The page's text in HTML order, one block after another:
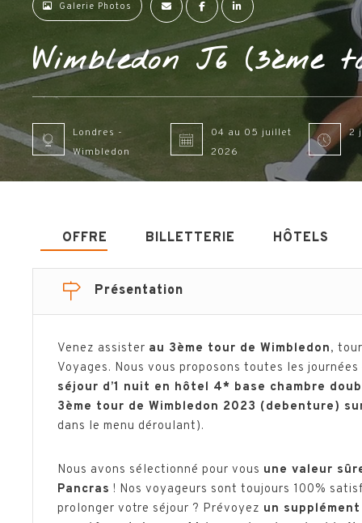
Galerie Photos
Wimbledon J6 (3ème
Londres -
Wimbledon
04 au 05 juillet
2026
2
OFFRE BILLETTERIE HÔTELS
Présentation
Venez assister au 3ème tour de Wimbledon,
Voyages. Nous vous proposons toutes les
séjour d’1 nuit en hôtel 4* base chambre
3ème tour de Wimbledon 2023 (debenture)
dans le menu déroulant).
Nous avons sélectionné pour vous une valeur
Pancras ! Nos voyageurs sont toujours 100%
prolonger votre séjour ? Prévoyez un